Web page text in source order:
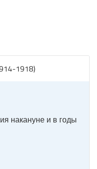
1918)
накануне и в годы